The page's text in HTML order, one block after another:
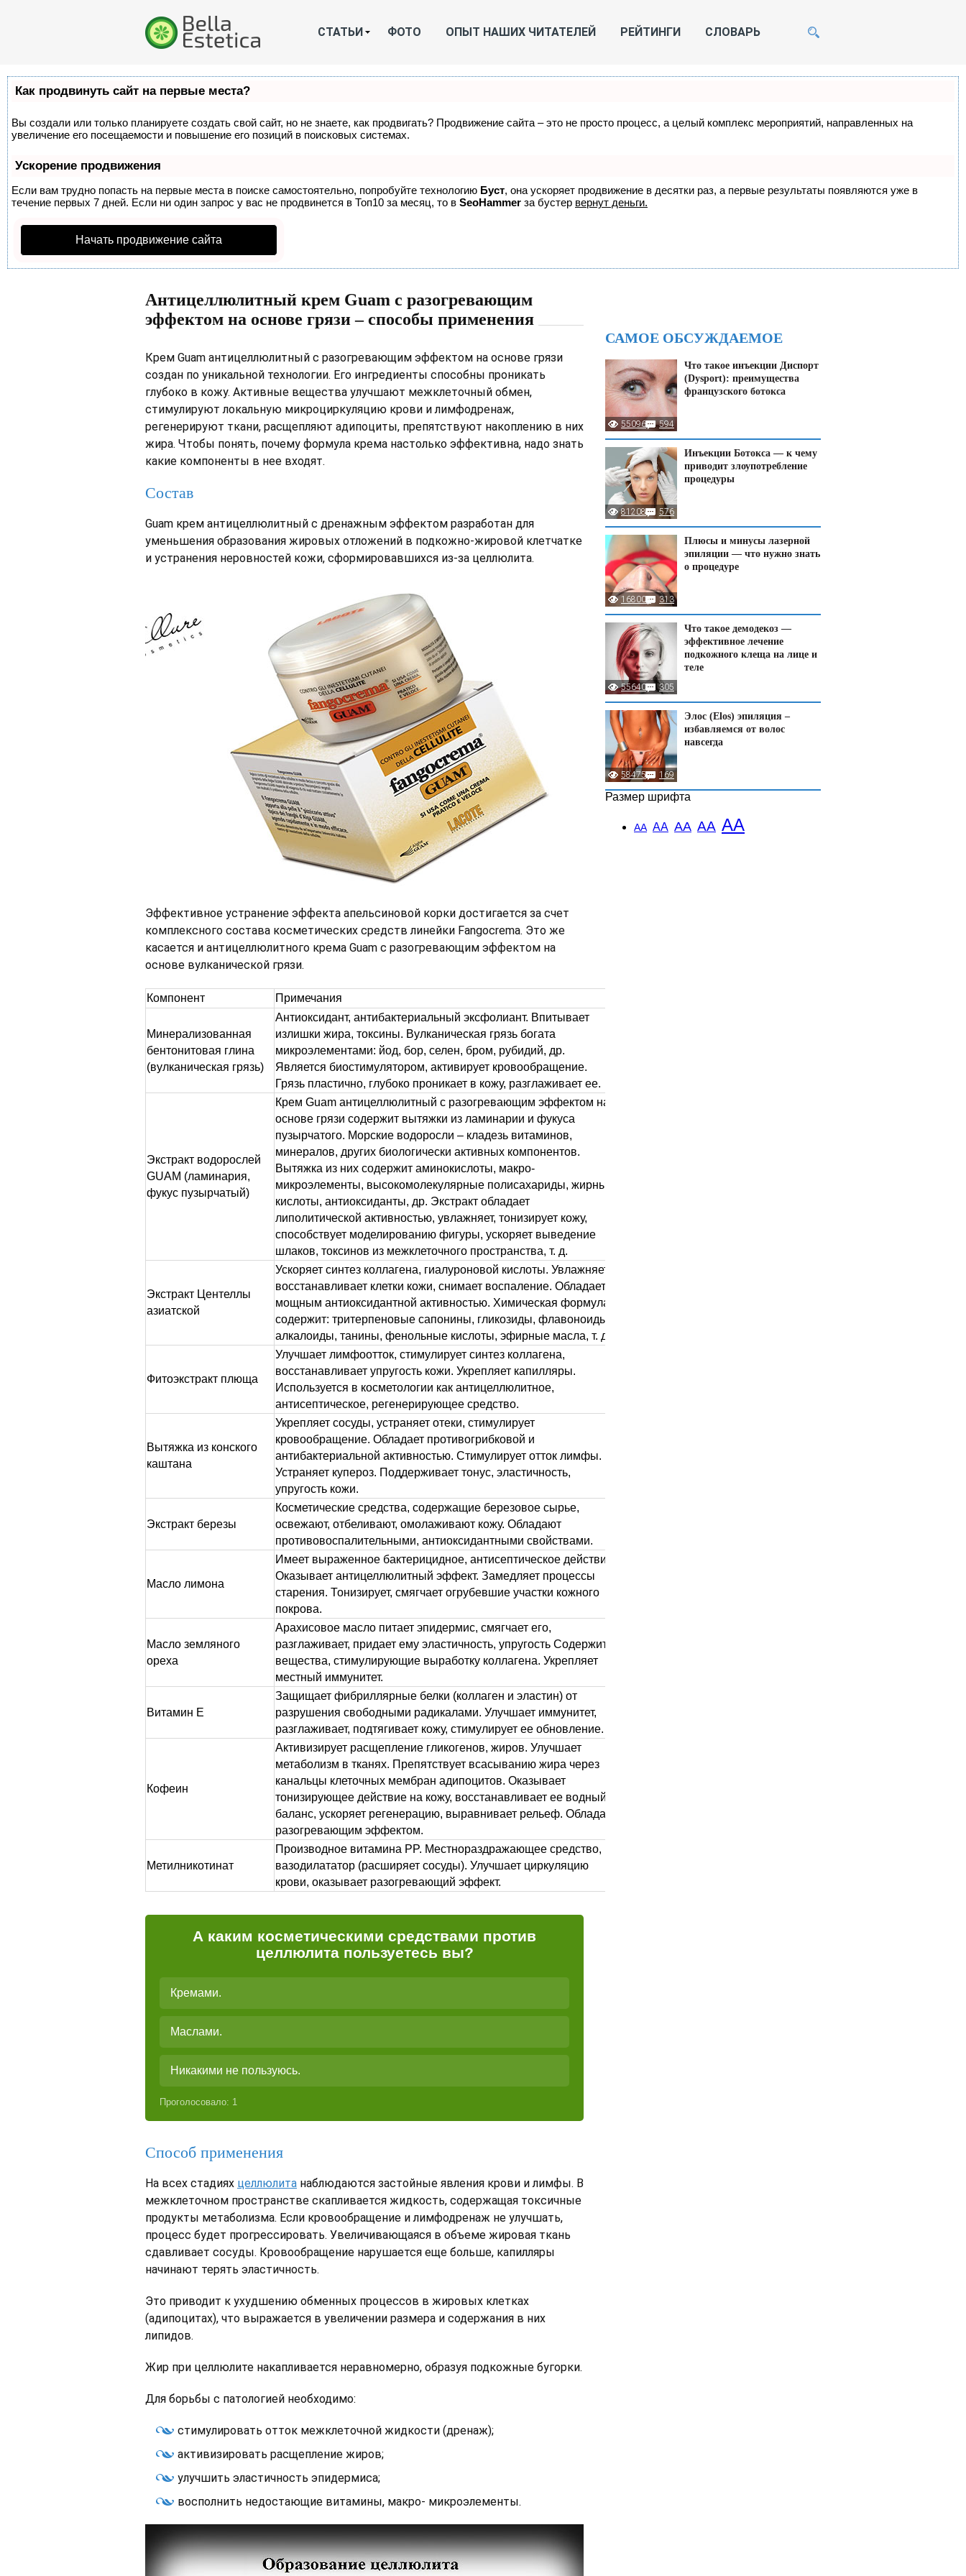
СТАТЬИ ФОТО ОПЫТ НАШИХ ЧИТАТЕЛЕЙ РЕЙТИНГИ СЛОВАРЬ
Как продвинуть сайт на первые места?
Вы создали или только планируете создать свой сайт, но не знаете, как продвигать? Продвижение сайта – это не просто процесс, а целый комплекс мероприятий, направленных на
увеличение его посещаемости и повышение его позиций в поисковых системах.
Ускорение продвижения
Если вам трудно попасть на первые места в поиске самостоятельно, попробуйте технологию Буст, она ускоряет продвижение в десятки раз, а первые результаты появляются уже в
течение первых 7 дней. Если ни один запрос у вас не продвинется в Топ10 за месяц, то в SeoHammer за бустер вернут деньги.
Начать продвижение сайта
Антицеллюлитный крем Guam с разогревающим
эффектом на основе грязи – способы применения
Крем Guam антицеллюлитный с разогревающим эффектом на основе грязи
создан по уникальной технологии. Его ингредиенты способны проникать
глубоко в кожу. Активные вещества улучшают межклеточный обмен,
стимулируют локальную микроциркуляцию крови и лимфодренаж,
регенерируют ткани, расщепляют адипоциты, препятствуют накоплению в них
жира. Чтобы понять, почему формула крема настолько эффективна, надо знать
какие компоненты в нее входят.
Состав
Guam крем антицеллюлитный с дренажным эффектом разработан для
уменьшения образования жировых отложений в подкожно-жировой клетчатке
и устранения неровностей кожи, сформировавшихся из-за целлюлита.
Эффективное устранение эффекта апельсиновой корки достигается за счет
комплексного состава косметических средств линейки Fangocrema. Это же
касается и антицеллюлитного крема Guam с разогревающим эффектом на
основе вулканической грязи.
Компонент Примечания
Минерализованная
бентонитовая глина
(вулканическая грязь)
Антиоксидант, антибактериальный эксфолиант. Впитывает
излишки жира, токсины. Вулканическая грязь богата
микроэлементами: йод, бор, селен, бром, рубидий, др.
Является биостимулятором, активирует кровообращение.
Грязь пластично, глубоко проникает в кожу, разглаживает ее.
Экстракт водорослей
GUAM (ламинария,
фукус пузырчатый)
Крем Guam антицеллюлитный с разогревающим эффектом на
основе грязи содержит вытяжки из ламинарии и фукуса
пузырчатого. Морские водоросли – кладезь витаминов,
минералов, других биологически активных компонентов.
Вытяжка из них содержит аминокислоты, макро-
микроэлементы, высокомолекулярные полисахариды, жирные
кислоты, антиоксиданты, др. Экстракт обладает
липолитической активностью, увлажняет, тонизирует кожу,
способствует моделированию фигуры, ускоряет выведение
шлаков, токсинов из межклеточного пространства, т. д.
Экстракт Центеллы
азиатской
Ускоряет синтез коллагена, гиалуроновой кислоты. Увлажняет,
восстанавливает клетки кожи, снимает воспаление. Обладает
мощным антиоксидантной активностью. Химическая формула
содержит: тритерпеновые сапонины, гликозиды, флавоноиды,
алкалоиды, танины, фенольные кислоты, эфирные масла, т. д.
Фитоэкстракт плюща
Улучшает лимфоотток, стимулирует синтез коллагена,
восстанавливает упругость кожи. Укрепляет капилляры.
Используется в косметологии как антицеллюлитное,
антисептическое, регенерирующее средство.
Вытяжка из конского
каштана
Укрепляет сосуды, устраняет отеки, стимулирует
кровообращение. Обладает противогрибковой и
антибактериальной активностью. Стимулирует отток лимфы.
Устраняет купероз. Поддерживает тонус, эластичность,
упругость кожи.
Экстракт березы
Косметические средства, содержащие березовое сырье,
освежают, отбеливают, омолаживают кожу. Обладают
противовоспалительными, антиоксидантными свойствами.
Масло лимона
Имеет выраженное бактерицидное, антисептическое действие.
Оказывает антицеллюлитный эффект. Замедляет процессы
старения. Тонизирует, смягчает огрубевшие участки кожного
покрова.
Масло земляного
ореха
Арахисовое масло питает эпидермис, смягчает его,
разглаживает, придает ему эластичность, упругость Содержит
вещества, стимулирующие выработку коллагена. Укрепляет
местный иммунитет.
Витамин Е
Защищает фибриллярные белки (коллаген и эластин) от
разрушения свободными радикалами. Улучшает иммунитет,
разглаживает, подтягивает кожу, стимулирует ее обновление.
Кофеин
Активизирует расщепление гликогенов, жиров. Улучшает
метаболизм в тканях. Препятствует всасыванию жира через
канальцы клеточных мембран адипоцитов. Оказывает
тонизирующее действие на кожу, восстанавливает ее водный
баланс, ускоряет регенерацию, выравнивает рельеф. Обладает
разогревающим эффектом.
Метилникотинат
Производное витамина PP. Местнораздражающее средство,
вазодилататор (расширяет сосуды). Улучшает циркуляцию
крови, оказывает разогревающий эффект.
А каким косметическими средствами против
целлюлита пользуетесь вы?
Кремами.
Маслами.
Никакими не пользуюсь.
Проголосовало: 1
Способ применения
На всех стадиях целлюлита наблюдаются застойные явления крови и лимфы. В
межклеточном пространстве скапливается жидкость, содержащая токсичные
продукты метаболизма. Если кровообращение и лимфодренаж не улучшать,
процесс будет прогрессировать. Увеличивающаяся в объеме жировая ткань
сдавливает сосуды. Кровообращение нарушается еще больше, капилляры
начинают терять эластичность.
Это приводит к ухудшению обменных процессов в жировых клетках
(адипоцитах), что выражается в увеличении размера и содержания в них
липидов.
Жир при целлюлите накапливается неравномерно, образуя подкожные бугорки.
Для борьбы с патологией необходимо:
стимулировать отток межклеточной жидкости (дренаж);
активизировать расщепление жиров;
улучшить эластичность эпидермиса;
восполнить недостающие витамины, макро- микроэлементы.
САМОЕ ОБСУЖДАЕМОЕ
55096 594
Что такое инъекции Диспорт
(Dysport): преимущества
французского ботокса
81208 576
Инъекции Ботокса — к чему
приводит злоупотребление
процедуры
168008 313
Плюсы и минусы лазерной
эпиляции — что нужно знать
о процедуре
55640 305
Что такое демодекоз —
эффективное лечение
подкожного клеща на лице и
теле
58475 169
Элос (Elos) эпиляция –
избавляемся от волос
навсегда
Размер шрифта
АА АА АА АА АА